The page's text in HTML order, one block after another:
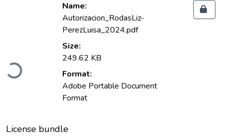
Loading...
Name:
Autorizacion_RodasLiz-
PerezLuisa_2024.pdf
Size:
249.62 KB
Format:
Adobe Portable Document
Format
License bundle